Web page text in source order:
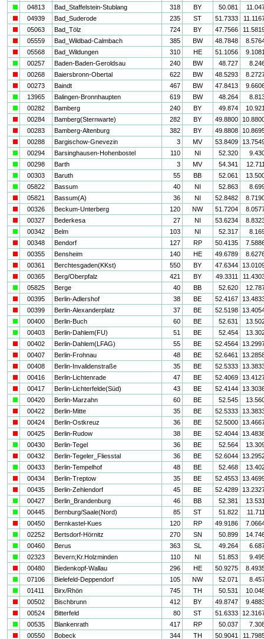
04813 Bad_Staffelstein-Stublang 318 BY 50.081
04939 Bad_Suderode 235 ST 51.7333
05063 Bad_Tölz 724 BY 47.7566
05559 Bad_Wildbad-Calmbach 385 BW 48.7848
05568 Bad_Wildungen 310 HE 51.1056
00257 Baden-Baden-Geroldsau 240 BW 48.727
00268 Baiersbronn-Obertal 622 BW 48.5293
00273 Baindt 467 BW 47.8413
13965 Balingen-Bronnhaupten 619 BW 48.264
00282 Bamberg 240 BY 49.874
00284 Bamberg(Sternwarte) 282 BY 49.8800
00283 Bamberg-Altenburg 382 BY 49.8808
00288 Bargischow-Gnevezin 3 MV 53.8409
00294 Barsinghausen-Hohenbostel 110 NI 52.320
00298 Barth 3 MV 54.341
00303 Baruth 55 BB 52.061
05822 Bassum 40 NI 52.863
05821 Bassum(A) 36 NI 52.8482
00326 Beckum-Unterberg 120 NW 51.7204
00327 Bederkesa 27 NI 53.6234
00342 Belm 103 NI 52.317
00348 Bendorf 127 RP 50.4135
00355 Bensheim 140 HE 49.6789
00361 Berchtesgaden(KKst) 550 BY 47.6344
00365 Berg/Oberpfalz 421 BY 49.3311
05825 Berge 40 BB 52.620
00395 Berlin-Adlershof 38 BE 52.4167
00399 Berlin-Alexanderplatz 37 BE 52.5198
00400 Berlin-Buch 60 BE 52.631
00403 Berlin-Dahlem(FU) 51 BE 52.454
00402 Berlin-Dahlem(LFAG) 55 BE 52.4564
00407 Berlin-Frohnau 48 BE 52.6461
00408 Berlin-Invalidenstraße 35 BE 52.5333
00416 Berlin-Lichtenrade 47 BE 52.4069
00417 Berlin-Lichterfelde(Süd) 43 BE 52.4144
00420 Berlin-Marzahn 60 BE 52.545
00422 Berlin-Mitte 35 BE 52.5333
00424 Berlin-Ostkreuz 36 BE 52.5000
00425 Berlin-Rudow 38 BE 52.4044
00430 Berlin-Tegel 36 BE 52.564
00432 Berlin-Tegeler_Fliesstal 36 BE 52.6044
00433 Berlin-Tempelhof 48 BE 52.468
00434 Berlin-Treptow 35 BE 52.4553
00435 Berlin-Zehlendorf 45 BE 52.4289
00427 Berlin_Brandenburg 46 BB 52.381
00445 Bernburg/Saale(Nord) 85 ST 51.822
00450 Bernkastel-Kues 120 RP 49.9186
02252 Bertsdorf-Hörnitz 270 SN 50.899
00460 Berus 363 SL 49.264
02323 Bevern;Kr.Holzminden 110 NI 51.853
00480 Biedenkopf-Wallau 296 HE 50.9275
07106 Bielefeld-Deppendorf 105 NW 52.071
01411 Birx/Rhön 745 TH 50.531
00502 Bischbrunn 412 BY 49.8747
00524 Bitterfeld 80 ST 51.6333
00535 Blankenrath 417 RP 50.037
00550 Bobeck 344 TH 50.9041